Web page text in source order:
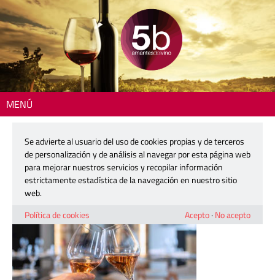
MENÚ
IMAGENES EVENTOS WEB FINCA
CALDERON – 16
6 febrero, 2026
Se advierte al usuario del uso de cookies propias y de terceros
de personalización y de análisis al navegar por esta página web
para mejorar nuestros servicios y recopilar información
estrictamente estadística de la navegación en nuestro sitio
web.
Política de cookies
Acepto· No acepto